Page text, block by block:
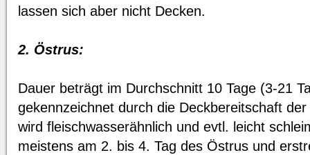
lassen sich aber nicht Decken.
2. Östrus:
Dauer beträgt im Durchschnitt 10 Tage (3-21
gekennzeichnet durch die Deckbereitschaft
wird fleischwasserähnlich und evtl. leicht
meistens am 2. bis 4. Tag des Östrus und